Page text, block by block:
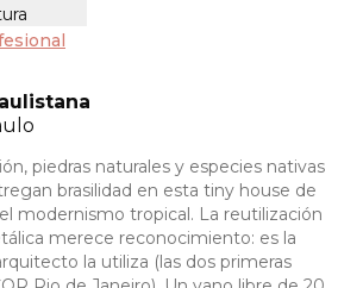
piedras naturales y especies nativas
brasilidad en esta tiny house de
modernismo tropical. La reutilización
merece reconocimiento: es la
la utiliza (las dos primeras